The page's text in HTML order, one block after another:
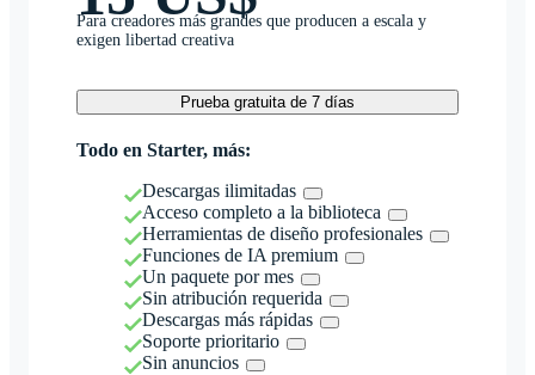
Para creadores más grandes que producen a escala y
exigen libertad creativa
Prueba gratuita de 7 días
Todo en Starter, más:
Descargas ilimitadas
Acceso completo a la biblioteca
Herramientas de diseño profesionales
Funciones de IA premium
Un paquete por mes
Sin atribución requerida
Descargas más rápidas
Soporte prioritario
Sin anuncios